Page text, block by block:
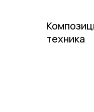
техника